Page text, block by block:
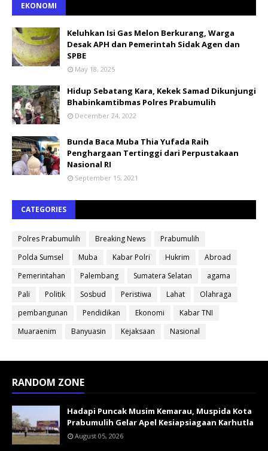
EKONOMI
Keluhkan Isi Gas Melon Berkurang, Warga
Desak APH dan Pemerintah Sidak Agen dan
SPBE
May 18, 2025
Hidup Sebatang Kara, Kekek Samad Dikunjungi
Bhabinkamtibmas Polres Prabumulih
December 24, 2022
Bunda Baca Muba Thia Yufada Raih
Penghargaan Tertinggi dari Perpustakaan
Nasional RI
September 15, 2021
CATEGORIES
Polres Prabumulih Breaking News
Prabumulih
Polda Sumsel
Muba Kabar Polri Hukrim
Abroad
Pemerintahan
Palembang Sumatera Selatan
agama
Pali
Politik Sosbud Peristiwa Lahat
Olahraga
pembangunan
Pendidikan Ekonomi
Kabar TNI
Muaraenim
Banyuasin Kejaksaan Nasional
RANDOM ZONE
Hadapi Puncak Musim Kemarau, Muspida Kota
Prabumulih Gelar Apel Kesiapsiagaan Karhutla
August 05, 2026